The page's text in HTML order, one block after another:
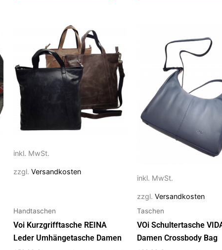
inkl. MwSt.
zzgl. Versandkosten
Handtaschen
Voi Kurzgrifftasche REINA
Leder Umhängetasche Damen
weist
mehrere
Varianten
auf.
Die
Optionen
können
der
Produktseite
inkl. MwSt.
zzgl. Versandkosten
Taschen
VOi Schultertasche
Damen Crossbody Bag
mehrere
Varianten
Die
Optionen
können
gewählt
werden